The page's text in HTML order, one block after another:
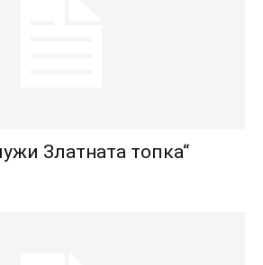
Златната топка“